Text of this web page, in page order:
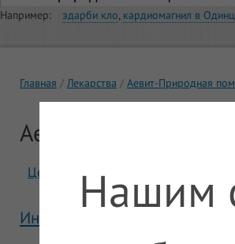
Например: эдарби кло, кардиомагнил в
Главная Лекарства Аевит-Природная
Аевит-Природная
Цены Отзывы
Инструкция Аевит-
Нашим